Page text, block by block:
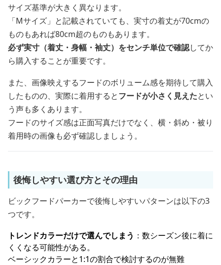
サイズ基準が大きく異なります。
「Mサイズ」と記載されていても、実寸の着丈が70cmの
ものもあれば80cm超のものもあります。
必ず実寸（着丈・身幅・袖丈）をセンチ単位で確認してか
ら購入することが重要です。
また、画像映えするフードのボリューム感を期待して購入
したものの、実際に着用するとフードが小さく見えたとい
う声も多くあります。
フードのサイズ感は正面写真だけでなく、横・斜め・被り
着用時の画像も必ず確認しましょう。
後悔しやすい選び方とその理由
ビックフードパーカーで後悔しやすいパターンは以下の3
つです。
トレンドカラーだけで選んでしまう ：数シーズン後に着に
くくなる可能性がある。
ベーシックカラーと1:1の割合で検討するのが無難